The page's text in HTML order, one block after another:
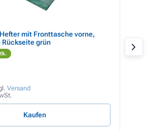
Hefter mit Fronttasche vorne,
grün
Versand
Kaufen